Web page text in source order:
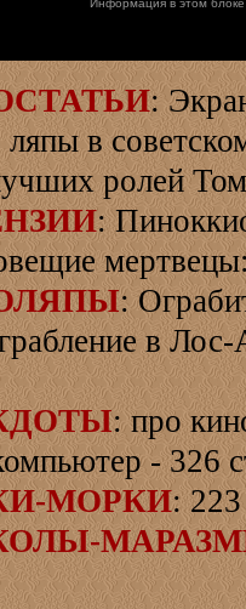
Информация в этом
:
ляпы в
ролей
:
:
в
: про
- 326
МОРКИ: 223